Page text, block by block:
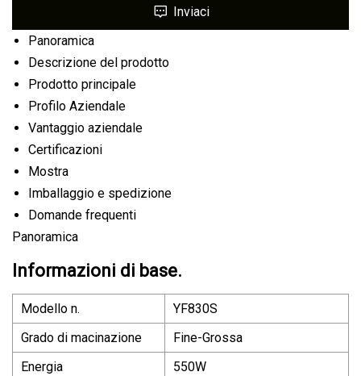
Inviaci
Panoramica
Descrizione del prodotto
Prodotto principale
Profilo Aziendale
Vantaggio aziendale
Certificazioni
Mostra
Imballaggio e spedizione
Domande frequenti
Panoramica
Informazioni di base.
Modello n.
YF830S
Grado di macinazione
Fine-Grossa
Energia
550W